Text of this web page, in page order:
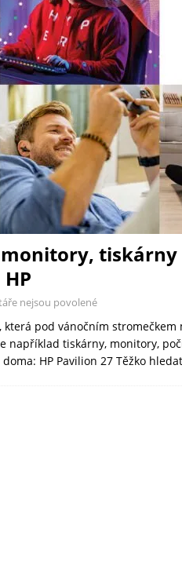
a růst krypto kasin: Co by měli
tiskárny
nejsou povolené
pod vánočním stromečkem
například tiskárny, monitory,
HP Pavilion 27 Těžko hledat